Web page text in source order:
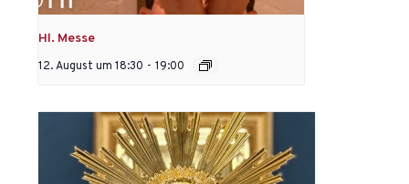
Hl. Messe
12. August um 18:30 - 19:00